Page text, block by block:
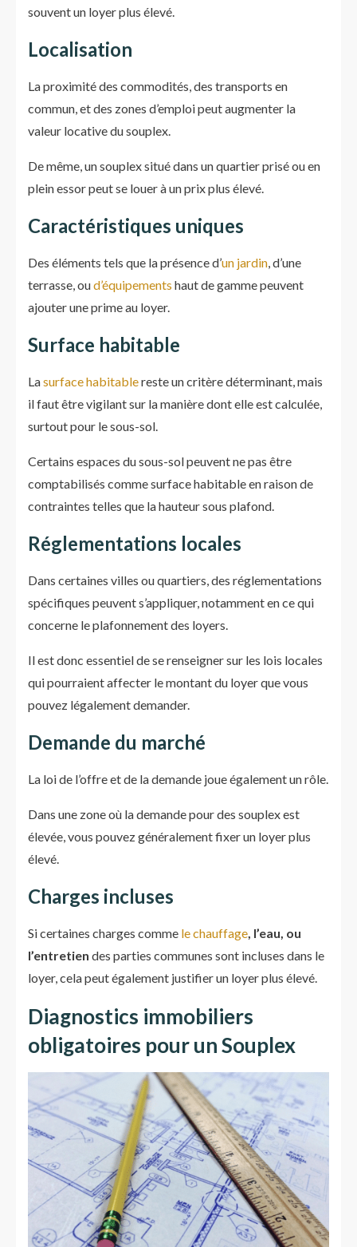
souvent un loyer plus élevé.
Localisation
La proximité des commodités, des transports en
commun, et des zones d’emploi peut augmenter la
valeur locative du souplex.
De même, un souplex situé dans un quartier prisé ou en
plein essor peut se louer à un prix plus élevé.
Caractéristiques uniques
Des éléments tels que la présence d’un jardin, d’une
terrasse, oud’équipements haut de gamme peuvent
ajouter une prime au loyer.
Surface habitable
Lasurface habitablereste un critère déterminant, mais
il faut être vigilant sur la manière dont elle est calculée,
surtout pour le sous-sol.
Certains espaces du sous-sol peuvent ne pas être
comptabilisés comme surface habitable en raison de
contraintes telles que la hauteur sous plafond.
Réglementations locales
Dans certaines villes ou quartiers, des réglementations
spécifiques peuvent s’appliquer, notamment en ce qui
concerne le plafonnement des loyers.
Il est donc essentiel de se renseigner sur les lois locales
qui pourraient affecter le montant du loyer que vous
pouvez légalement demander.
Demande du marché
La loi de l’offre et de la demande joue également un rôle.
Dans une zone où la demande pour des souplex est
élevée, vous pouvez généralement fixer un loyer plus
élevé.
Charges incluses
Si certaines charges comme le chauffage, l’eau, ou
l’entretien des parties communes sont incluses dans le
loyer, cela peut également justifier un loyer plus élevé.
Diagnostics immobiliers
obligatoires pour un Souplex